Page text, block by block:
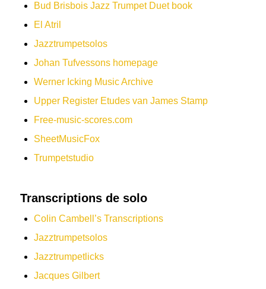
Bud Brisbois Jazz Trumpet Duet book
El Atril
Jazztrumpetsolos
Johan Tufvessons homepage
Werner Icking Music Archive
Upper Register Etudes van James Stamp
Free-music-scores.com
SheetMusicFox
Trumpetstudio
Transcriptions de solo
Colin Cambell’s Transcriptions
Jazztrumpetsolos
Jazztrumpetlicks
Jacques Gilbert